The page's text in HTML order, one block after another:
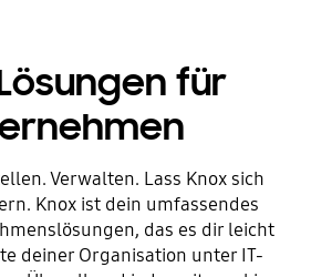
für
Verwalten. Lass Knox sich
Knox ist dein umfassendes
das es dir leicht
deiner Organisation unter IT-